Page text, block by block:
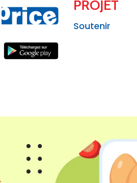
PROJET
Soutenir